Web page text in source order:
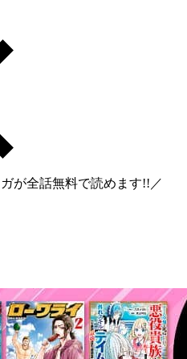
が全話無料で読めます!!／